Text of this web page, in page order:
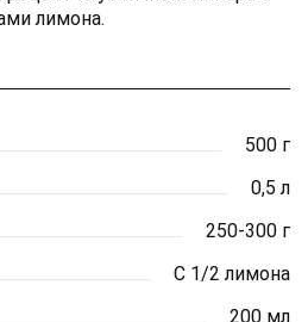
лимона.
500 г
0,5 л
250-300 г
С 1/2 лимона
200 мл